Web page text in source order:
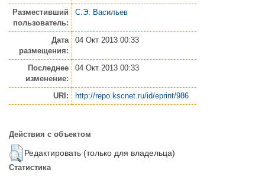
Разместивший
пользователь:
С.Э. Васильев
Дата
размещения:
04 Окт 2013 00:33
Последнее
изменение:
04 Окт 2013 00:33
URI: http://repo.kscnet.ru/id/eprint/986
Действия с объектом
Редактировать (только для владельца)
Статистика